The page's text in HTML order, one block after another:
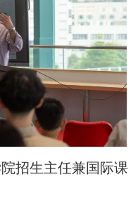
招生主任兼国际课